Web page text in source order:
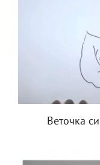
Веточка